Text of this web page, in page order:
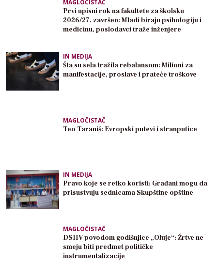
MAGLOČISTAČ
Prvi upisni rok na fakultete za školsku
2026/27. završen: Mladi biraju psihologiju i
medicinu, poslodavci traže inženjere
IN MEDIJA
Šta su sela tražila rebalansom: Milioni za
manifestacije, proslave i prateće troškove
MAGLOČISTAČ
Teo Taraniš: Evropski putevi i stranputice
IN MEDIJA
Pravo koje se retko koristi: Građani mogu da
prisustvuju sednicama Skupštine opštine
MAGLOČISTAČ
DSHV povodom godišnjice „Oluje“: Žrtve ne
smeju biti predmet političke
instrumentalizacije